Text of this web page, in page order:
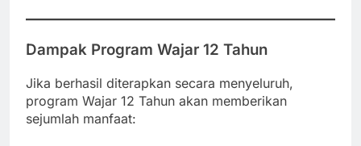
Dampak Program Wajar 12 Tahun
Jika berhasil diterapkan secara menyeluruh,
program Wajar 12 Tahun akan memberikan
sejumlah manfaat: